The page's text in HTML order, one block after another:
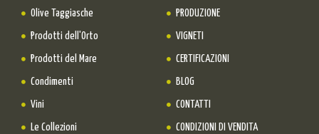
Olive Taggiasche
Prodotti dell'Orto
Prodotti del Mare
Condimenti
Vini
Le Collezioni
PRODUZIONE
VIGNETI
CERTIFICAZIONI
BLOG
CONTATTI
CONDIZIONI DI VENDITA